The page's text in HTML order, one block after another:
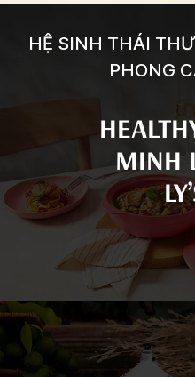
HỆ SINH THÁI
PHONG
MINH